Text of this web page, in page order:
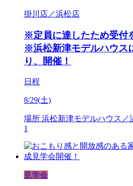
掛川店／浜松店
※定員に達したため受付
※浜松新津モデルハウス
り、開催！
日程
8/29(土)
場所 浜松新津モデルハウス／
1
見学会